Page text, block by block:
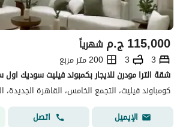
ج.م115,000 شهرياً
3
3
200 متر مربع
شقة الترا مودرن للايجار بكمبوند فيليت سوديك
كومباوند فيليت، التجمع الخامس، القاهرة الجديدة،
الإيميل
اتصل